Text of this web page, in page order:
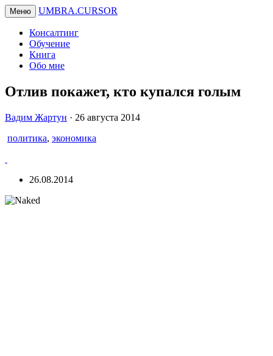
Меню UMBRA.CURSOR
Консалтинг
Обучение
Книга
Обо мне
Отлив покажет, кто купался голым
Вадим
Вадим Жартун · 26 августа 2014
политика, экономика
26.08.2014